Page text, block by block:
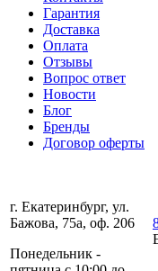
Гарантия
Доставка
Оплата
Отзывы
Вопрос ответ
Новости
Блог
Бренды
Договор оферты
г. Екатеринбург, ул.
Бажова, 75а, оф. 206
Понедельник -